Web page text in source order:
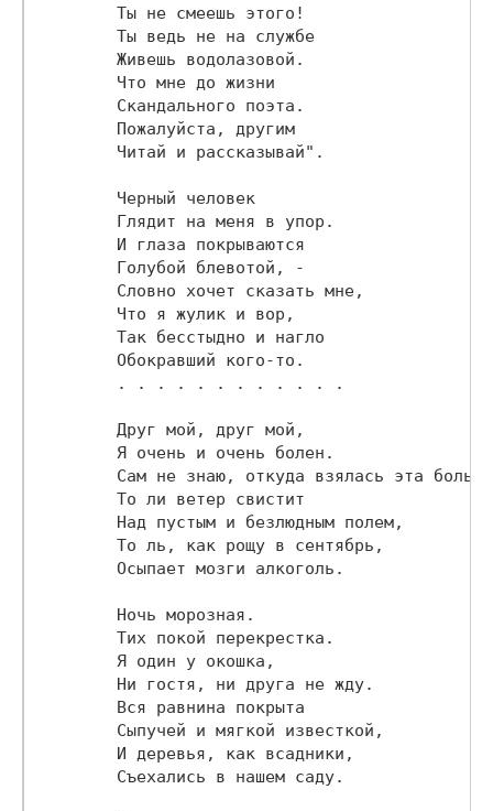
        Ты не смеешь этого!
        Ты ведь не на службе
        Живешь водолазовой.
        Что мне до жизни
        Скандального поэта.
        Пожалуйста, другим
        Читай и рассказывай".
        Черный человек
        Глядит на меня в упор.
        И глаза покрываются
        Голубой блевотой, -
        Словно хочет сказать мне,
        Что я жулик и вор,
        Так бесстыдно и нагло
        Обокравший кого-то.
        . . . . . . . . . . . .
        Друг мой, друг мой,
        Я очень и очень болен.
        Сам не знаю, откуда взялась эта боль.
        То ли ветер свистит
        Над пустым и безлюдным полем,
        То ль, как рощу в сентябрь,
        Осыпает мозги алкоголь.
        Ночь морозная.
        Тих покой перекрестка.
        Я один у окошка,
        Ни гостя, ни друга не жду.
        Вся равнина покрыта
        Сыпучей и мягкой известкой,
        И деревья, как всадники,
        Съехались в нашем саду.